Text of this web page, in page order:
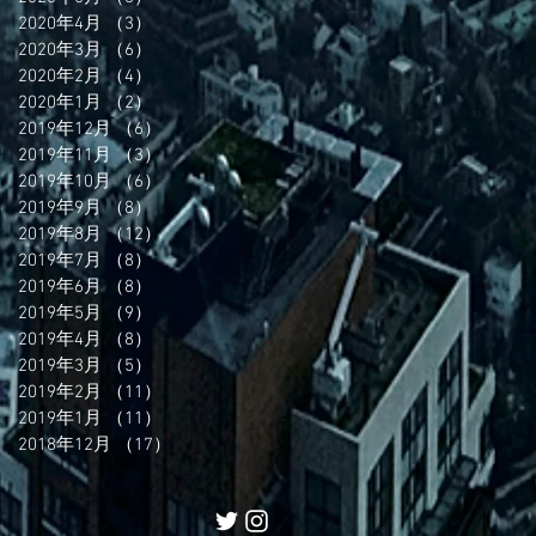
2020年4月
（3）
3件の記事
2020年3月
（6）
6件の記事
2020年2月 （4）
4件の記事
2020年1月 （2） 2件の記事
2019年12月 （6）6件の記事
2019年11月
（3）3件の記事
2019年10月 （6）6件の記事
2019年9月 （8） 8件の記事
2019年8月 （12）12件の記事
2019年7月
（8）8件の記事
2019年6月
（8）
2019年5月
（9）
9件の記事
2019年4月
（8）
8件の記事
2019年3月
（5）
5件の記事
2019年2月
（11）
2019年1月
（11）
2018年12月
（17）